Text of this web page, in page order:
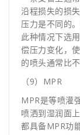
沿程损失的损
压力是不同的
此种情况下选
偿压力变化，
的喷头通常比
（9）MPR
MPR是等喷灌
喷洒到湿润面
都具备MPR功